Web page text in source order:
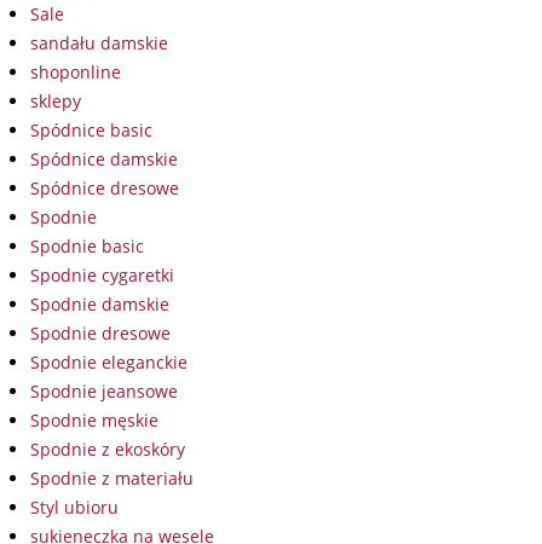
Sale
sandału damskie
shoponline
sklepy
Spódnice basic
Spódnice damskie
Spódnice dresowe
Spodnie
Spodnie basic
Spodnie cygaretki
Spodnie damskie
Spodnie dresowe
Spodnie eleganckie
Spodnie jeansowe
Spodnie męskie
Spodnie z ekoskóry
Spodnie z materiału
Styl ubioru
sukieneczka na wesele